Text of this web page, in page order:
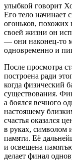
улыбкой говорит
Его тело начинает
огоньков, похожих
своей жизни он
— они наконец-то
одновременно и
После просмотра
построена ради
когда физический
существования.
а боялся вечного
настояшему
счастья оказался
в руках, символом
памяти. Её
и освещена
делает финал